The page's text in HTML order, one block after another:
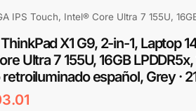
Core Ultra 7 155U, 16GB LPDDR5x, 1TB SSD, W11
X1 G9, 2-in-1, Laptop
Ultra 7 155U, 16GB LPDDR5x,
español, Grey ·